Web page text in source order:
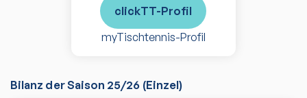
clickTT-Profil
myTischtennis-Profil
Bilanz der Saison 25/26 (Einzel)